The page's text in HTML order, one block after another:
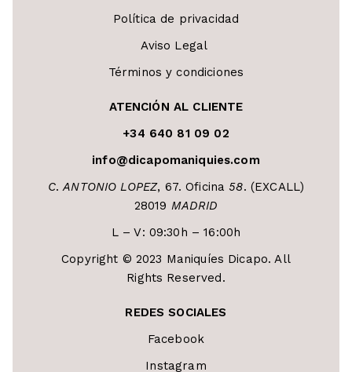
Política de privacidad
Aviso Legal
Términos y condiciones
ATENCIÓN AL CLIENTE
+34 640 81 09 02
info@dicapomaniquies.com
C.ANTONIO LOPEZ, 67. Oficina 58. (EXCALL)
28019 MADRID
L – V: 09:30h – 16:00h
Copyright © 2023 Maniquíes Dicapo. All
Rights Reserved.
REDES SOCIALES
Facebook
Instagram